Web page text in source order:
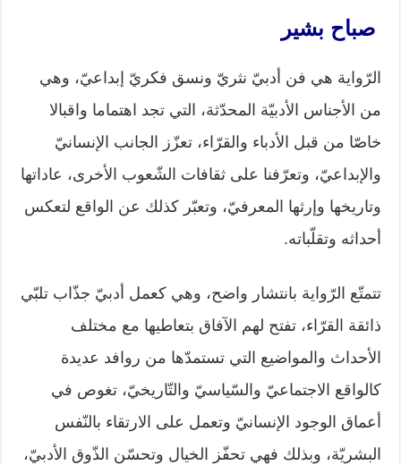
صباح بشير
الرّواية هي فن أدبيّ نثريّ ونسق فكريّ إبداعيّ، وهي
من الأجناس الأدبيّة المحدّثة، التي تجد اهتماما واقبالا
خاصّا من قبل الأدباء والقرّاء، تعزّز الجانب الإنسانيّ
والإبداعيّ، وتعرّفنا على ثقافات الشّعوب الأخرى، عاداتها
وتاريخها وإرثها المعرفيّ، وتعبّر كذلك عن الواقع لتعكس
أحداثه وتقلّباته.
تتمتّع الرّواية بانتشار واضح، وهي كعمل أدبيّ جذّاب تلبّي
ذائقة القرّاء، تفتح لهم الآفاق بتعاطيها مع مختلف
الأحداث والمواضيع التي تستمدّها من روافد عديدة
كالواقع الاجتماعيّ والسّياسيّ والتّاريخيّ، تغوص في
أعماق الوجود الإنسانيّ وتعمل على الارتقاء بالنّفس
البشريّة، وبذلك فهي تحفّز الخيال وتحسّن الذّوق الأدبيّ،